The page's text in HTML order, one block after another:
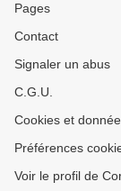
Pages
Contact
Signaler un abus
C.G.U.
Cookies et
Préférences
Voir le profil de